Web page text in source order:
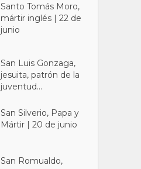
Santo Tomás Moro,
mártir inglés | 22 de
junio
San Luis Gonzaga,
jesuita, patrón de la
juventud...
San Silverio, Papa y
Mártir | 20 de junio
San Romualdo,